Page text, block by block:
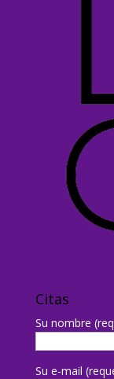
Citas
Su nombre
Su e-mail